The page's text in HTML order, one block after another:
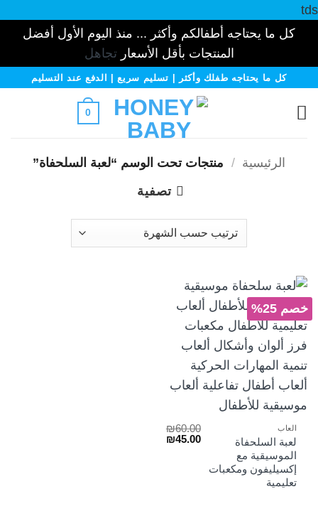
tds
كل ما يحتاجه أطفالكم وأكثر ... منذ اليوم الأول أفضل
المنتجات بأقل الأسعارتجاهل
تخطيكل ما يحتاجه طفلك وأكثر | تسليم سريع | الدفع عند التسليم
0
الرئيسية / منتجات تحت الوسم “لعبة السلحفاة”
تصفية
خصم 25%
العاب
لعبة السلحفاة
الموسيقية مع
إكسيليفون ومكعبات
تعليمية
₪60.00
السعر₪45.00